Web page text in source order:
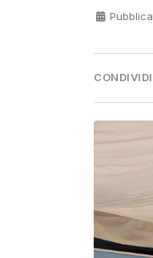
CONDIVIDI